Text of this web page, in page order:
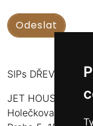
SIPs
JET HOUSE S.R.O.
Holečkova 789/49